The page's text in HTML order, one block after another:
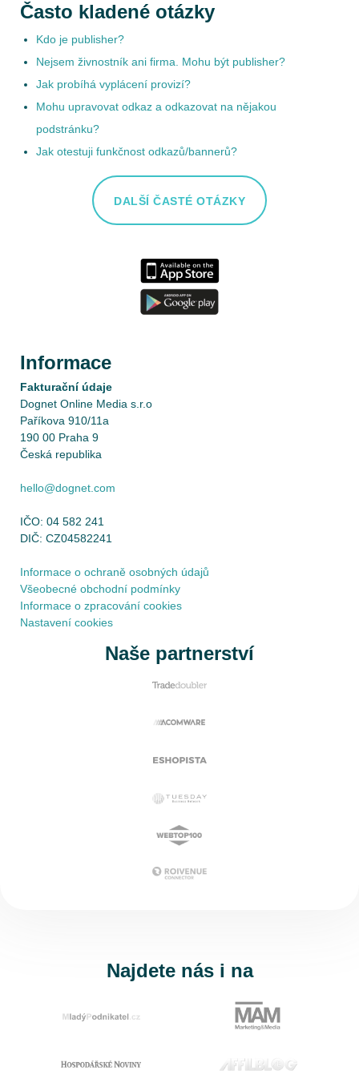
Často kladené otázky
Kdo je publisher?
Nejsem živnostník ani firma. Mohu být publisher?
Jak probíhá vyplácení provizí?
Mohu upravovat odkaz a odkazovat na nějakou
podstránku?
Jak otestuji funkčnost odkazů/bannerů?
DALŠÍ ČASTÉ OTÁZKY
Informace
Fakturační údaje
Dognet Online Media s.r.o
Paříkova 910/11a
190 00 Praha 9
Česká republika
hello@dognet.com
IČO: 04 582 241
DIČ: CZ04582241
Informace o ochraně osobných údajů
Všeobecné obchodní podmínky
Informace o zpracování cookies
Nastavení cookies
Naše partnerství
Najdete nás i na